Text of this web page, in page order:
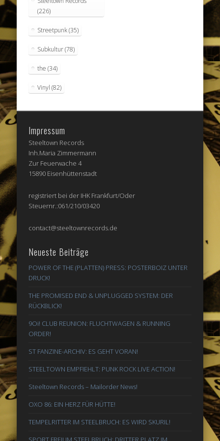
(226)
Streetpunk(35)
Subkultur(78)
the (34)
Vinyl (82)
Impressum
Steeltown Records
Inh.Maria Zimmermann
Zur Feuerwache 4
15890 Eisenhüttenstadt
registriert bei der IHK Frankfurt/Oder
Steuernr.:061/210/03420
contact@steeltownrecords.de
Neueste Beiträge
POWER OF THE (PLATTEN) PRESS: POSTERBOIZ UNTER
DRUCK!
THE PROMISED END & UNPLUGGED SYSTEM: DER
RÜCKBLICK!
9Oi! CLUB REUNION: FLUCHTWAGEN & RUNNING
ORDER!
ST FANZINE-ARCHIV: ES GEHT VORAN!
STEELTOWN EMPFIEHLT: PUNK ROCK LIVE ACTION!
Steeltown Records – Mailorder News!
OXO 86: EIN HERZ FÜR HÜTTE!
TEMPELRITTER IM STEELBRUCH: ES WIRD SKURIL!